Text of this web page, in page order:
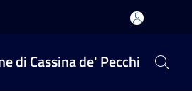
di Cassina de' Pecchi